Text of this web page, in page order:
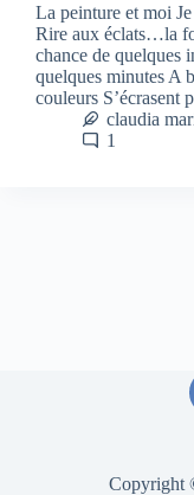
La peinture et moi
Rire aux éclats…la
chance de quelques
quelques minutes A
couleurs S’écrasent
claudia
1
Copyright